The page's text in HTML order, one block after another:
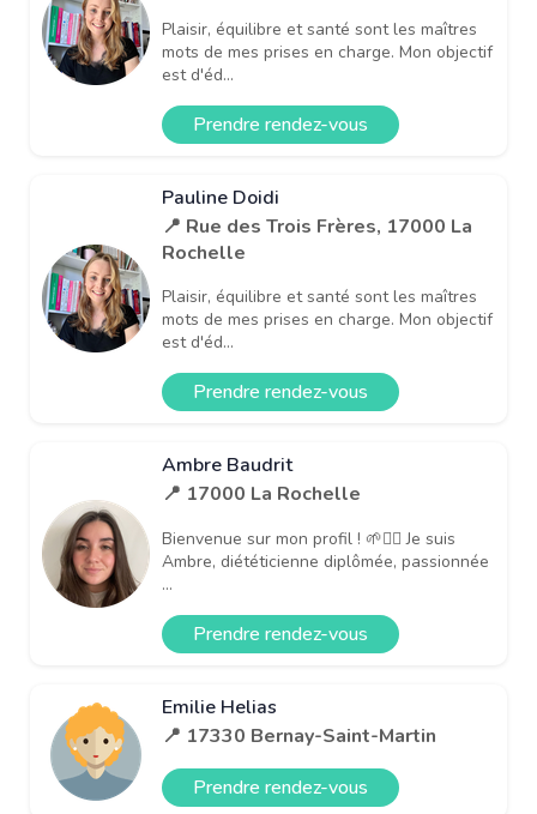
Plaisir, équilibre et santé sont les maîtres
mots de mes prises en charge. Mon objectif
est d'éd...
Prendre rendez-vous
Pauline Doidi
📍 Rue des Trois Frères, 17000 La
Rochelle
Plaisir, équilibre et santé sont les maîtres
mots de mes prises en charge. Mon objectif
est d'éd...
Prendre rendez-vous
Ambre Baudrit
📍 17000 La Rochelle
Bienvenue sur mon profil ! 🌱👩‍⚕️ Je suis
Ambre, diététicienne diplômée, passionnée
...
Prendre rendez-vous
Emilie Helias
📍 17330 Bernay-Saint-Martin
Prendre rendez-vous